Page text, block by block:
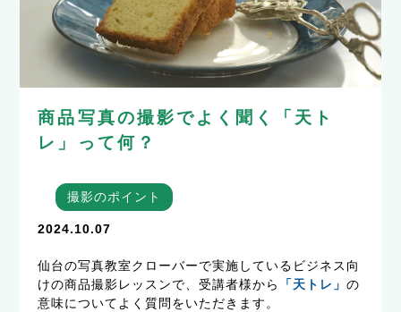
商品写真の撮影でよく聞く「天ト
レ」って何？
撮影のポイント
2024.10.07
仙台の写真教室クローバーで実施しているビジネス向
けの商品撮影レッスンで、受講者様から
「天トレ」の
意味についてよく質問をいただきます。